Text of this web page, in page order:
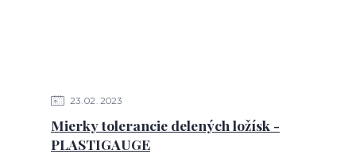
23 02 2023
Mierky tolerancie delených ložísk -
PLASTIGAUGE